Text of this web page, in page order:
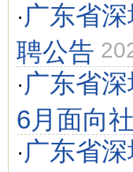
· 广东省
聘公告
· 广东省
6月面向
· 广东省